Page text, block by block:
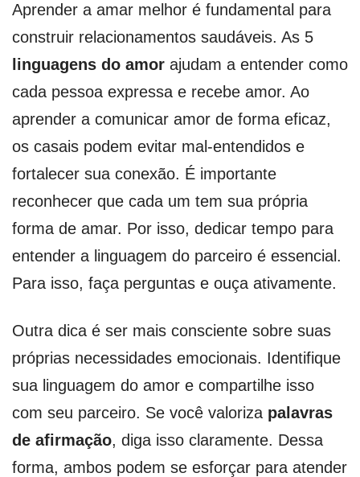
Aprender a amar melhor é fundamental para
construir relacionamentos saudáveis. As 5
linguagens do amor ajudam a entender como
cada pessoa expressa e recebe amor. Ao
aprender a comunicar amor de forma eficaz,
os casais podem evitar mal-entendidos e
fortalecer sua conexão. É importante
reconhecer que cada um tem sua própria
forma de amar. Por isso, dedicar tempo para
entender a linguagem do parceiro é essencial.
Para isso, faça perguntas e ouça ativamente.
Outra dica é ser mais consciente sobre suas
próprias necessidades emocionais. Identifique
sua linguagem do amor e compartilhe isso
com seu parceiro. Se você valoriza palavras
de afirmação, diga isso claramente. Dessa
forma, ambos podem se esforçar para atender